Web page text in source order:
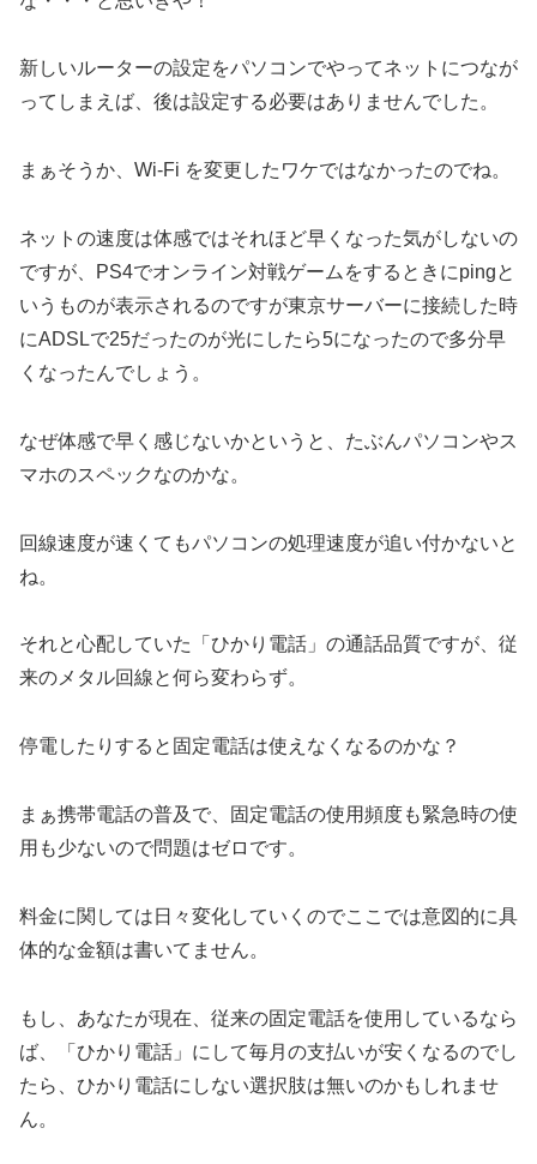
新しいルーターの設定をパソコンでやってネットにつなが
ってしまえば、後は設定する必要はありませんでした。
まぁそうか、Wi-Fi を変更したワケではなかったのでね。
ネットの速度は体感ではそれほど早くなった気がしないの
ですが、PS4でオンライン対戦ゲームをするときにpingと
いうものが表示されるのですが東京サーバーに接続した時
にADSLで25だったのが光にしたら5になったので多分早
くなったんでしょう。
なぜ体感で早く感じないかというと、たぶんパソコンやス
マホのスペックなのかな。
回線速度が速くてもパソコンの処理速度が追い付かないと
ね。
それと心配していた「ひかり電話」の通話品質ですが、従
来のメタル回線と何ら変わらず。
停電したりすると固定電話は使えなくなるのかな？
まぁ携帯電話の普及で、固定電話の使用頻度も緊急時の使
用も少ないので問題はゼロです。
料金に関しては日々変化していくのでここでは意図的に具
体的な金額は書いてません。
もし、あなたが現在、従来の固定電話を使用しているなら
ば、「ひかり電話」にして毎月の支払いが安くなるのでし
たら、ひかり電話にしない選択肢は無いのかもしれませ
ん。